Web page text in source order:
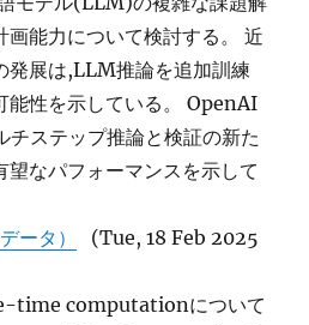
画能力について検討する。 近
発展は,LLM推論を追加訓練
能性を示している。 OpenAI
チステップ推論と検証の新た
望なパフォーマンスを示して
ータ）
(Tue, 18 Feb 2025
time computationについて